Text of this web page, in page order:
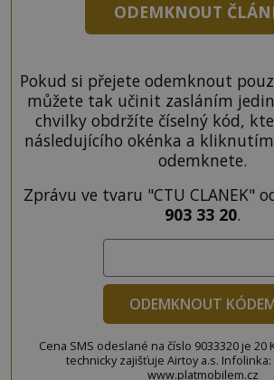
ODEMKNOUT
Pokud si přejete odemknout
můžete tak učinit zasláním
chvilky obdržíte číselný kód,
následujícího okénka a
odemknete.
Zprávu ve tvaru "CTU CLANEK"
903 33 20.
ODEMKNOUT
Cena SMS odeslané na číslo 9033320 je 20
technicky zajišťuje Airtoy a.s. Infolinka:
www.platmobilem.cz